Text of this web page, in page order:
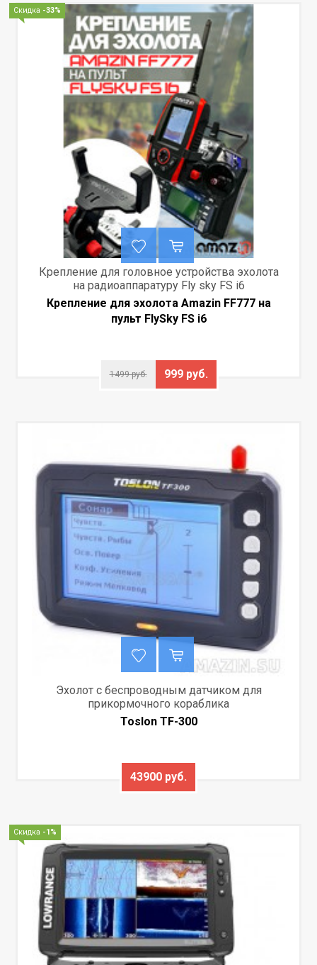
Скидка -33%
Крепление для головное устройства эхолота
на радиоаппаратуру Fly sky FS i6
Крепление для эхолота Amazin FF777 на
пульт FlySky FS i6
1499 руб. 999 руб.
Эхолот с беспроводным датчиком для
прикормочного кораблика
Toslon TF-300
43900 руб.
Скидка -1%